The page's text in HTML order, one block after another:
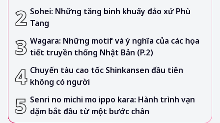
Sohei: Những tăng binh khuấy đảo xứ Phù
Tang
Wagara: Những motif và ý nghĩa của các họa
tiết truyền thống Nhật Bản (P.2)
Chuyến tàu cao tốc Shinkansen đầu tiên
không có người
Senri no michi mo ippo kara: Hành trình vạn
dặm bắt đầu từ một bước chân